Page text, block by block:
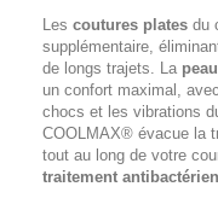
Les coutures plates du
supplémentaire,
de longs trajets. La
un confort maximal,
chocs et les vibrations
COOLMAX® évacue la
tout au long de votre
traitement antibactérien